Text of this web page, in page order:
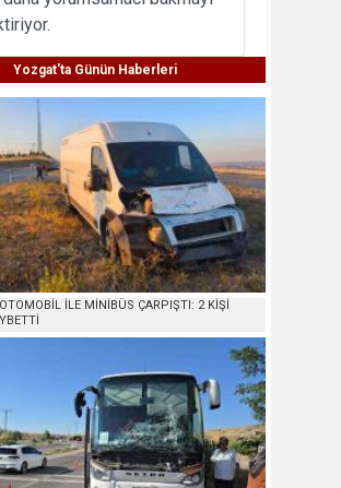
Yozgat'ta Günün Haberleri
İLE MİNİBÜS ÇARPIŞTI: 2 KİŞİ